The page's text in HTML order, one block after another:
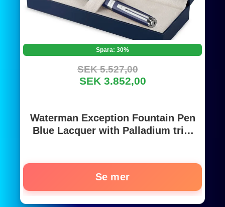
Spara: 30%
SEK 5.527,00
SEK 3.852,00
Waterman Exception Fountain Pen
Blue Lacquer with Palladium trim
Se mer